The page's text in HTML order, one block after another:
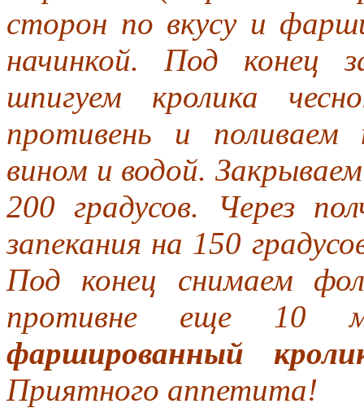
сторон по вкусу и
начинкой. Под конец
шпигуем кролика
противень и поливаем
вином и водой.
200 градусов. Через
запекания на 150
Под конец снимаем
противне еще 10
фаршированный
Приятного аппетита!